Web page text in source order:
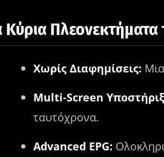
Κύρια
Χωρίς Διαφημίσεις: Μια
Multi-Screen
ταυτόχρονα.
Advanced EPG: